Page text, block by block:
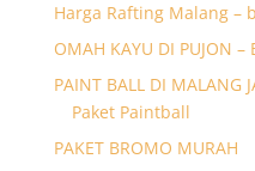
Harga Rafting Malang –
OMAH KAYU DI PUJON –
PAINT BALL DI MALANG
Paket Paintball
PAKET BROMO MURAH